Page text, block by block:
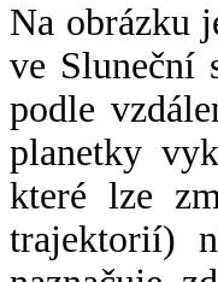
Na obrázku
ve Sluneční
podle
planetky
které lze
trajektorií)